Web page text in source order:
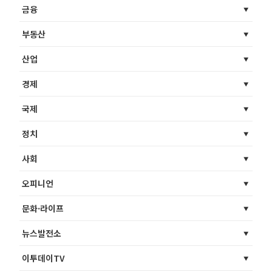
금융
부동산
산업
경제
국제
정치
사회
오피니언
문화·라이프
뉴스발전소
이투데이TV